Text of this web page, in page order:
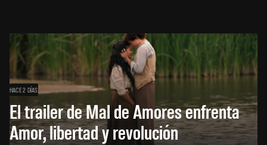
HACE 2 DÍAS
El trailer de Mal de Amores enfrenta
Amor, libertad y revolución